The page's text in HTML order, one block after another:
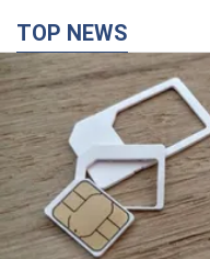
TOP NEWS